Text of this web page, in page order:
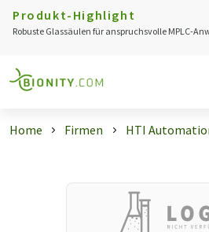
Produkt-Highlight
Robuste Glassäulen für anspruchsvolle MPLC-
Home Firmen HTI